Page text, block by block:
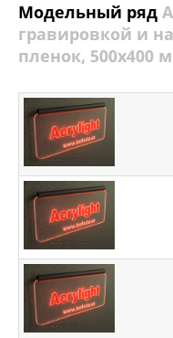
Модельный ряд
гравировкой и
пленок, 500х400